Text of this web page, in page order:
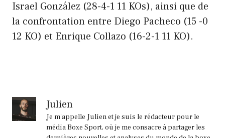
Israel González (28-4-1 11 KOs), ainsi que de
la confrontation entre Diego Pacheco (15 -0
12 KO) et Enrique Collazo (16-2-1 11 KO).
Julien
Je m'appelle Julien et je suis le rédacteur pour le
média Boxe Sport, où je me consacre à partager les